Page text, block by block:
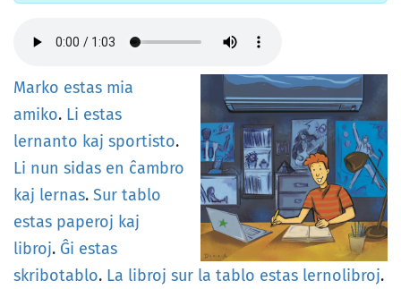
Marko estas mia
amiko. Li estas
lernanto kaj sportisto.
Li nun sidas en ĉambro
kaj lernas. Sur tablo
estas paperoj kaj
libroj. Ĝi estas
skribotablo. La libroj sur la tablo estas lernolibroj.